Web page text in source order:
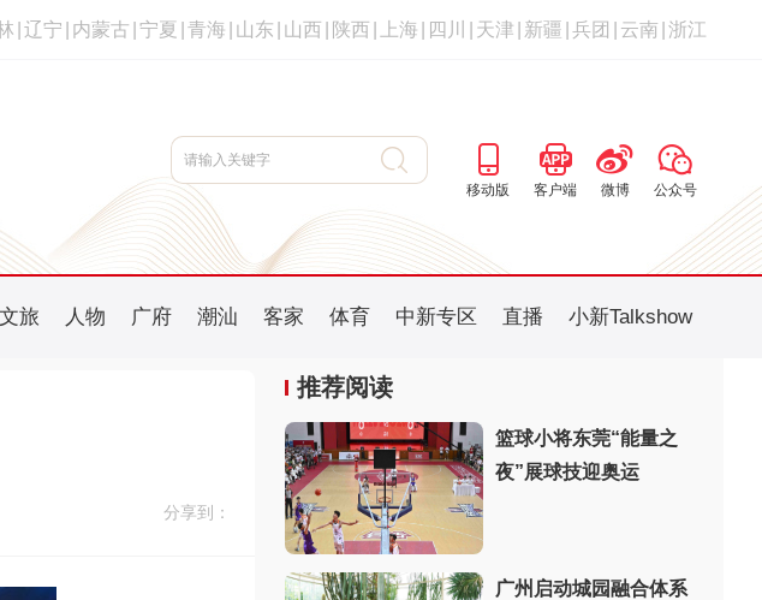
辽宁 内蒙古 宁夏 青海 山东 山西 陕西 上海 四川 天津 新疆 兵团 云南 浙江
移动版 客户端 微博 公众号
文旅 人物 广府 潮汕 客家 体育 中新专区 直播 小新Talkshow
分享到：
推荐阅读
篮球小将东莞“能量之
夜”展球技迎奥运
广州启动城园融合体系